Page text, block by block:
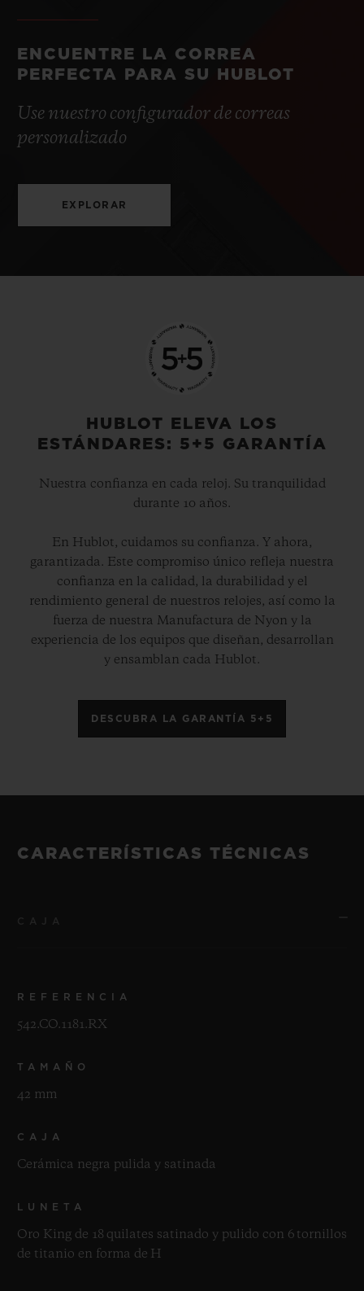
ENCUENTRE LA CORREA
PERFECTA PARA SU HUBLOT
Use nuestro configurador de correas
personalizado
EXPLORAR
HUBLOT ELEVA LOS
ESTÁNDARES: 5+5 GARANTÍA
Nuestra confianza en cada reloj. Su tranquilidad
durante 10 años.
En Hublot, cuidamos su confianza. Y ahora,
garantizada. Este compromiso único refleja nuestra
confianza en la calidad, la durabilidad y el
rendimiento general de nuestros relojes, así como la
fuerza de nuestra Manufactura de Nyon y la
experiencia de los equipos que diseñan, desarrollan
y ensamblan cada Hublot.
DESCUBRA LA GARANTÍA 5+5
CARACTERÍSTICAS TÉCNICAS
REFERENCIA
542.CO.1181.RX
TAMAÑO
42 mm
CAJA
Cerámica negra pulida y satinada
LUNETA
Oro King de 18 quilates satinado y pulido con 6 tornillos
de titanio en forma de H